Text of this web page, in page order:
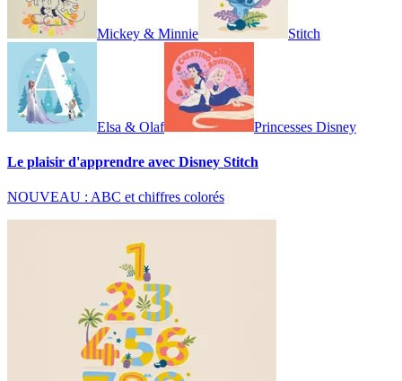
Mickey & Minnie Stitch
Elsa & Olaf Princesses Disney
Le plaisir d'apprendre avec Disney Stitch
NOUVEAU : ABC et chiffres colorés